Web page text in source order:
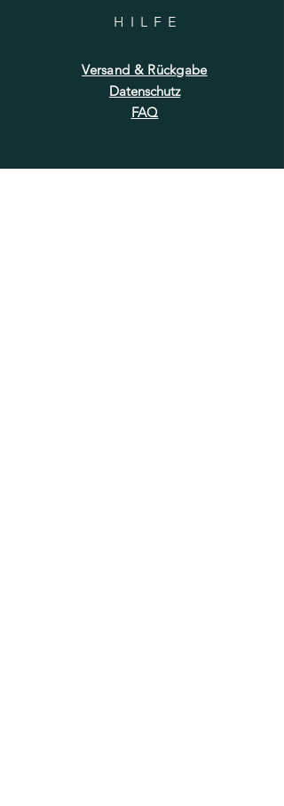
HILF E
Versand & Rückgabe
Datenschutz
FAQ